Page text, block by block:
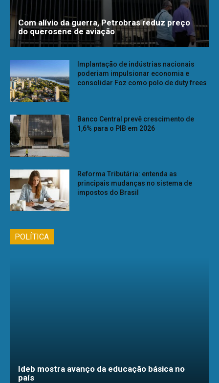
Com alívio da guerra, Petrobras reduz preço
do querosene de aviação
Implantação de indústrias nacionais
poderiam impulsionar economia e
consolidar Foz como polo de duty frees
Banco Central prevê crescimento de
1,6% para o PIB em 2026
Reforma Tributária: entenda as
principais mudanças no sistema de
impostos do Brasil
POLÍTICA
Ideb mostra avanço da educação básica no
país